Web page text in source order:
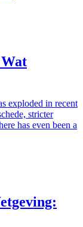
exploded in recent
stricter
has even been a